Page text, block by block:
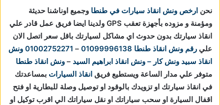
نحن ارخص ونش انقاذ سيارات في طنطا وجميع اوناشنا حديثة
ومؤمنة و مزوده بأجهزة تعقب GPS ولدينا ايضا فريق عمل قادر علي
انقاذ سيارتك بدون حدوث اي مشاكل لسيارتك باقل سعر اتصل الان
علي رقم ونش انقاذ طنطا 01099996138
–
01002752271 ونش
انقاذ سبيد ونش كار – ونش انقاذ ابراهيم السيد – ونش انقاذ طنطا
متوفر علي مدار الساعة ويستطيع فريق انقاذ السيارات بمساعدتك
في انقاذ سيارتك او تزويدك بالوقود او توصيل وصلة للبطارية او فتح
اقفال السيارة او سحب سياراتك او نقل سياراتك الي اقرب توكيل او